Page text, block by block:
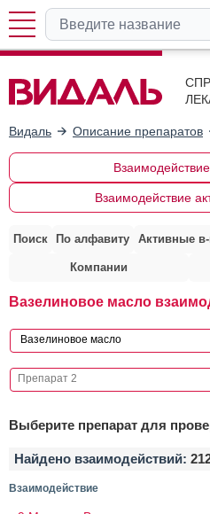
Видаль Описание препаратов
Взаимодействие
Поиск По алфавиту Активные
Компании
Вазелиновое масло
Выберите препарат для
Найдено взаимодействий:
Взаимодействие